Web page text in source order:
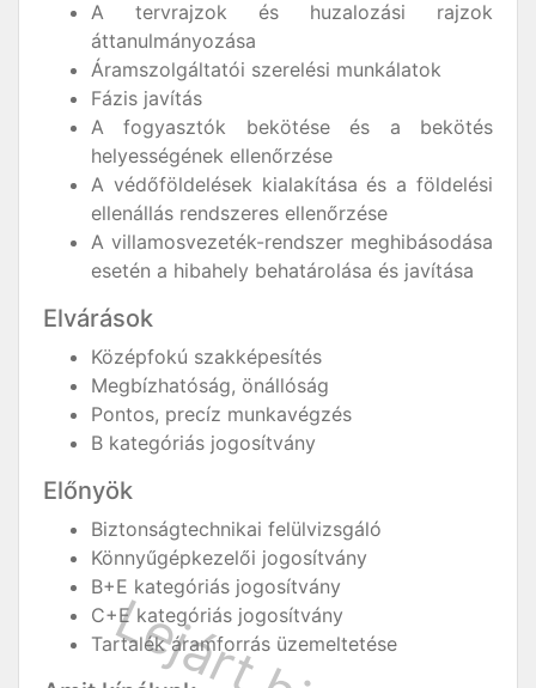
A tervrajzok és huzalozási rajzok
áttanulmányozása
Áramszolgáltatói szerelési munkálatok
Fázis javítás
A fogyasztók bekötése és a bekötés
helyességének ellenőrzése
A védőföldelések kialakítása és a földelési
ellenállás rendszeres ellenőrzése
A villamosvezeték-rendszer meghibásodása
esetén a hibahely behatárolása és javítása
Elvárások
Középfokú szakképesítés
Megbízhatóság, önállóság
Pontos, precíz munkavégzés
B kategóriás jogosítvány
Előnyök
Biztonságtechnikai felülvizsgáló
Könnyűgépkezelői jogosítvány
B+E kategóriás jogosítvány
C+E kategóriás jogosítvány
Tartalék áramforrás üzemeltetése